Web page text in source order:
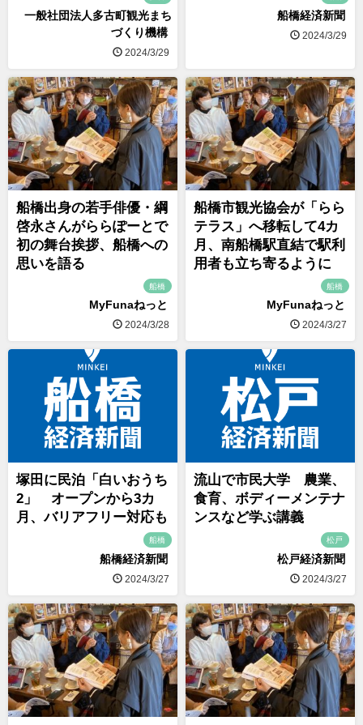
一般社団法人多古町観光まち
づくり機構
2024/3/29
船橋経済新聞
2024/3/29
船橋出身の若手俳優・綱
啓永さんがららぽーとで
初の舞台挨拶、船橋への
思いを語る
船橋
MyFunaねっと
2024/3/28
船橋市観光協会が「らら
テラス」へ移転して4カ
月、南船橋駅直結で駅利
用者も立ち寄るように
船橋
MyFunaねっと
2024/3/27
塚田に民泊「白いおうち
2」 オープンから3カ
月、バリアフリー対応も
船橋
船橋経済新聞
2024/3/27
流山で市民大学 農業、
食育、ボディーメンテナ
ンスなど学ぶ講義
松戸
松戸経済新聞
2024/3/27